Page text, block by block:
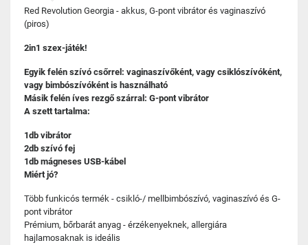
Red Revolution Georgia - akkus, G-pont vibrátor és vaginaszívó
(piros)
2in1 szex-játék!
Egyik felén szívó csőrrel: vaginaszívőként, vagy csiklószívóként,
vagy bimbószívóként is használható
Másik felén íves rezgő szárral: G-pont vibrátor
A szett tartalma:
1db vibrátor
2db szívó fej
1db mágneses USB-kábel
Miért jó?
Több funkicós termék - csikló-/ mellbimbószívó, vaginaszívó és G-
pont vibrátor
Prémium, bőrbarát anyag - érzékenyeknek, allergiára
hajlamosaknak is ideális